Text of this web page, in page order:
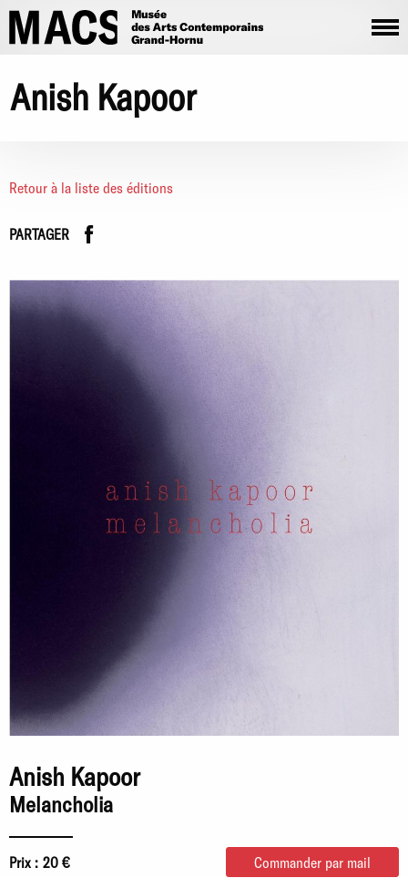
Aller au contenu principal
Anish Kapoor
Retour à la liste des éditions
PARTAGER
Anish Kapoor
Melancholia
Prix : 20 € Commander par mail